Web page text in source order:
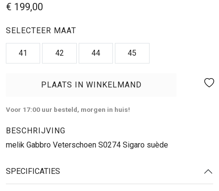
€ 199,00
SELECTEER MAAT
41 42 44 45
PLAATS IN WINKELMAND
Voor 17:00 uur besteld, morgen in huis!
BESCHRIJVING
melik Gabbro Veterschoen S0274 Sigaro suède
SPECIFICATIES